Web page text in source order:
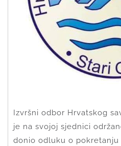
Izvršni odbor Hrvatskog
je na svojoj sjednici
donio odluku o